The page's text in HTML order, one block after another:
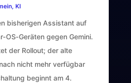
, KI
bisherigen Assistant auf
gegen Gemini.
der Rollout; der alte
nicht mehr verfügbar
beginnt am 4.